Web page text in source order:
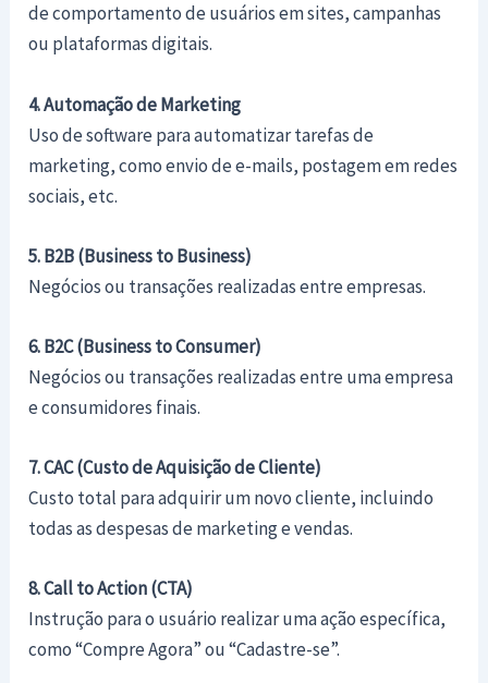
de comportamento de usuários em sites, campanhas
ou plataformas digitais.
4. Automação de Marketing
Uso de software para automatizar tarefas de
marketing, como envio de e-mails, postagem em redes
sociais, etc.
5. B2B (Business to Business)
Negócios ou transações realizadas entre empresas.
6. B2C (Business to Consumer)
Negócios ou transações realizadas entre uma empresa
e consumidores finais.
7. CAC (Custo de Aquisição de Cliente)
Custo total para adquirir um novo cliente, incluindo
todas as despesas de marketing e vendas.
8. Call to Action (CTA)
Instrução para o usuário realizar uma ação específica,
como “Compre Agora” ou “Cadastre-se”.